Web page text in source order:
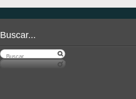
Buscar...